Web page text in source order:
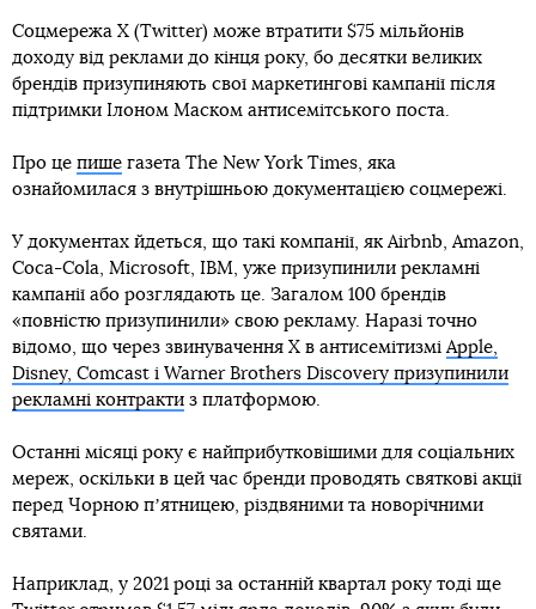
Соцмережа X (Twitter) може втратити $75 мільйонів
доходу від реклами до кінця року, бо десятки великих
брендів призупиняють свої маркетингові кампанії після
підтримки Ілоном Маском антисемітського поста.
Про це пише газета The New York Times, яка
ознайомилася з внутрішньою документацією соцмережі.
У документах йдеться, що такі компанії, як Airbnb, Amazon,
Coca-Cola, Microsoft, IBM, уже призупинили рекламні
кампанії або розглядають це. Загалом 100 брендів
«повністю призупинили» свою рекламу. Наразі точно
відомо, що через звинувачення Х в антисемітизмі Apple,
Disney, Comcast і Warner Brothers Discovery призупинили
рекламні контракти з платформою.
Останні місяці року є найприбутковішими для соціальних
мереж, оскільки в цей час бренди проводять святкові акції
перед Чорною пʼятницею, різдвяними та новорічними
святами.
Наприклад, у 2021 році за останній квартал року тоді ще